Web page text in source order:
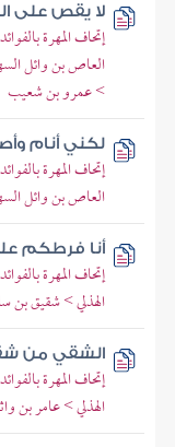
لا يقص على
إتحاف المهرة
العاص بن وائل
> عمرو بن شعيب
لكني أنام
إتحاف المهرة
العاص بن وائل
أنا فرطكم
إتحاف المهرة
الهذلي > شقيق بن
الشقي من
إتحاف المهرة
الهذلي > عامر بن